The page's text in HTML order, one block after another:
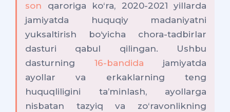
son qaroriga ko‘ra, 2020-2021 yillarda
jamiyatda huquqiy madaniyatni
yuksaltirish bo‘yicha chora-tadbirlar
dasturi qabul qilingan. Ushbu
dasturning 16-bandida jamiyatda
ayollar va erkaklarning teng
huquqliligini taʼminlash, ayollarga
nisbatan tazyiq va zo‘ravonlikning